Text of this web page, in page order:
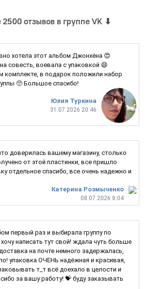
2500 отзывов в группе VK ⬇
Юлия Туркина
31.07.2026 20:46
хотела этот альбом Джонхёна 😍
совесть, воевала с упаковкой 😄
комплекте, в подарок положили набор
🥺 Большое спасибо!
Катерина Розмыченко
08.07.2026 8:04
доверилась вашему магазину, столько
от этой пластинки, все пришло
отдельное спасибо, все очень надежно и
первый раз и выбирала группу по
написать тут свой! ждала чуть больше
на почте немного задержалась,
упаковка ОЧЕНЬ надёжная и красивая,
т_т всё доехало в целости и
за вашу работу! 💝 буду заказывать